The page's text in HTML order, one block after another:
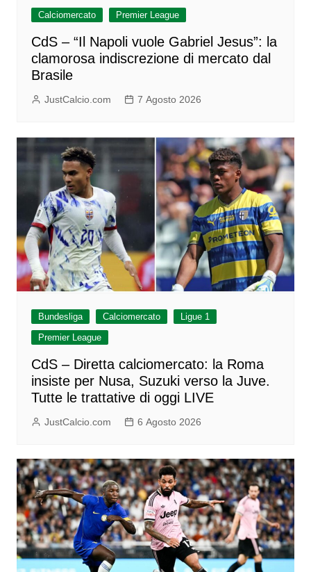
Calciomercato Premier League
CdS – “Il Napoli vuole Gabriel Jesus”: la
clamorosa indiscrezione di mercato dal
Brasile
JustCalcio.com 7 Agosto 2026
Bundesliga Calciomercato
Ligue 1
Premier League
CdS – Diretta calciomercato: la Roma
insiste per Nusa, Suzuki verso la Juve.
Tutte le trattative di oggi LIVE
JustCalcio.com 6 Agosto 2026